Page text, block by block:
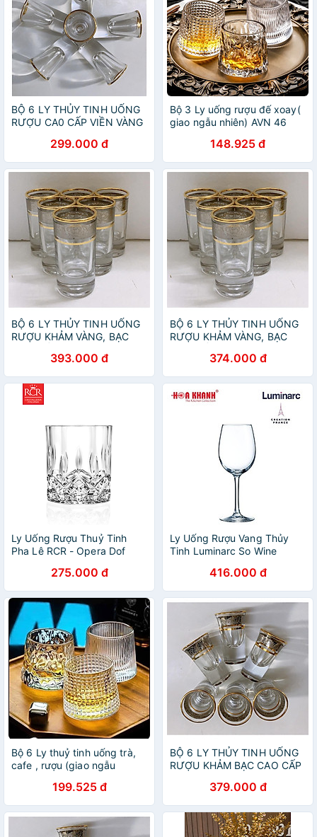
BỘ 6 LY THỦY TINH UỐNG
RƯỢU CA0 CẤP VIỀN VÀNG
299.000 đ
Bộ 3 Ly uống rượu đế xoay(
giao ngẫu nhiên) AVN 46
148.925 đ
BỘ 6 LY THỦY TINH UỐNG
RƯỢU KHẢM VÀNG, BẠC
393.000 đ
BỘ 6 LY THỦY TINH UỐNG
RƯỢU KHẢM VÀNG, BẠC
374.000 đ
Ly Uống Rượu Thuỷ Tinh
Pha Lê RCR - Opera Dof
275.000 đ
Ly Uống Rượu Vang Thủy
Tinh Luminarc So Wine
bộ 4 ly - E5979, E5980 &
E5981
416.000 đ
Bộ 6 Ly thuỷ tinh uống trà,
cafe , rượu (giao ngẫu
199.525 đ
BỘ 6 LY THỦY TINH UỐNG
RƯỢU KHẢM BẠC CAO CẤP
379.000 đ